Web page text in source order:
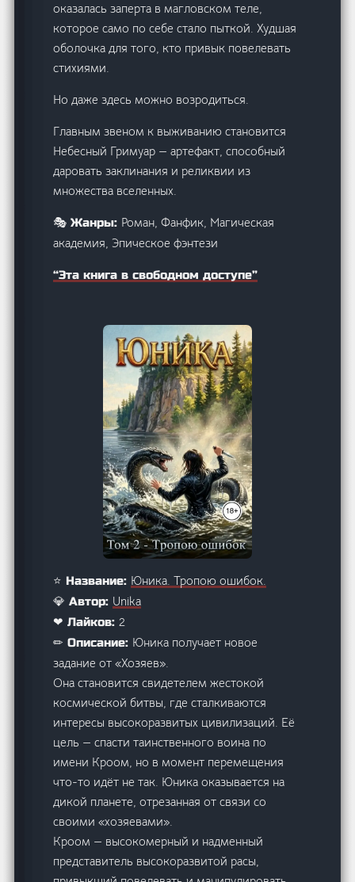
оказалась заперта в магловском теле,
которое само по себе стало пыткой. Худшая
оболочка для того, кто привык повелевать
стихиями.
Но даже здесь можно возродиться.
Главным звеном к выживанию становится
Небесный Гримуар — артефакт, способный
даровать заклинания и реликвии из
множества вселенных.
🎭 Жанры: Роман, Фанфик, Магическая
академия, Эпическое фэнтези
“Эта книга в свободном доступе”
⭐ Название: Юника. Тропою ошибок.
💎 Автор: Unika
❤ Лайков:2
✏ Описание: Юника получает новое
задание от «Хозяев».
Она становится свидетелем жестокой
космической битвы, где сталкиваются
интересы высокоразвитых цивилизаций. Её
цель — спасти таинственного воина по
имени Кроом, но в момент перемещения
что-то идёт не так. Юника оказывается на
дикой планете, отрезанная от связи со
своими «хозяевами».
Кроом — высокомерный и надменный
представитель высокоразвитой расы,